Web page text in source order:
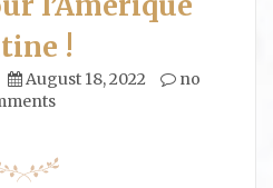
!
August 18, 2022
no